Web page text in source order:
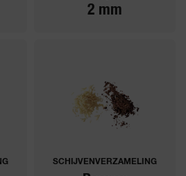
2 mm
SCHIJVENVERZAMELING